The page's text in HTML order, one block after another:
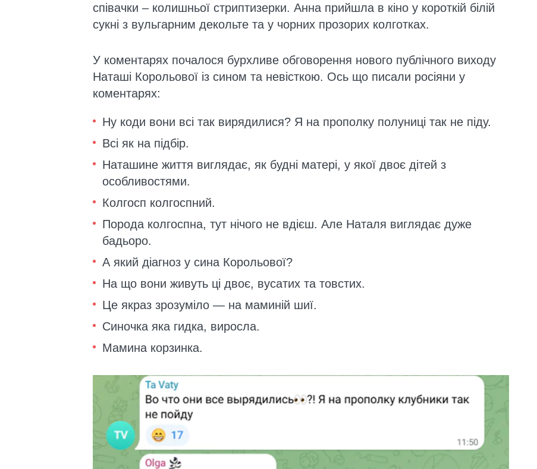
співачки – колишньої стриптизерки. Анна прийшла в кіно у короткій білій
сукні з вульгарним декольте та у чорних прозорих колготках.
У коментарях почалося бурхливе обговорення нового публічного виходу
Наташі Корольової із сином та невісткою. Ось що писали росіяни у
коментарях:
Ну коди вони всі так вирядилися? Я на прополку полуниці так не піду.
Всі як на підбір.
Наташине життя виглядає, як будні матері, у якої двоє дітей з
особливостями.
Колгосп колгоспний.
Порода колгоспна, тут нічого не вдієш. Але Наталя виглядає дуже
бадьоро.
А який діагноз у сина Корольової?
На що вони живуть ці двоє, вусатих та товстих.
Це якраз зрозуміло — на маминій шиї.
Синочка яка гидка, виросла.
Мамина корзинка.